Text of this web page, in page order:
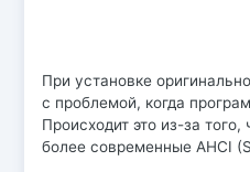
При установке
с проблемой, когда
Происходит это из-за
более современные AHCI